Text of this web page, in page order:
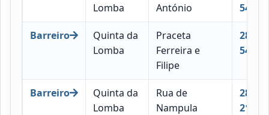
Lomba
António
549
Barreiro
Quinta da
Lomba
Praceta
Ferreira e
Filipe
2830-
547
Barreiro
Quinta da
Lomba
Rua de
Nampula
2830-
210